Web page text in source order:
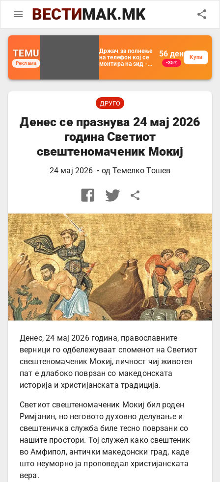
ВЕСТИМАК.MK
TEMU
Реклама
Држач за полнење
на телефон кој се
монтира на ѕид -
организатор за
далечински
управувач
56 ден
-35%
Купи
ДРУГО
Денес се празнува 24 мај 2026
година Светиот
свештеномаченик Мокиј
24 мај 2026 • одТемелко Тошев
Денес, 24 мај 2026 година, православните
верници го одбележуваат споменот на Светиот
свештеномаченик Мокиј, личност чиј животен
пат е длабоко поврзан со македонската
историја и христијанската традиција.
Светиот свештеномаченик Мокиј бил роден
Римјанин, но неговото духовно делување и
свештеничка служба биле тесно поврзани со
нашите простори. Тој служел како свештеник
во Амфипол, антички македонски град, каде
што неуморно ја проповедал христијанската
вера.